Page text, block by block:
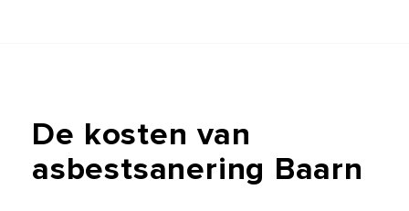
De kosten van
asbestsanering Baarn